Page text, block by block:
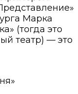
Марка
(тогда это
театр) — это